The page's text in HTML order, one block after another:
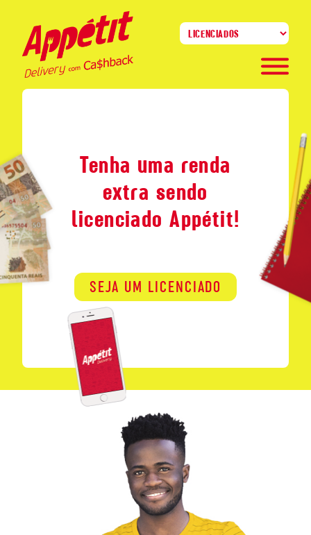
CASHBACK SEJA UM LICENCIADO
Tenha uma renda
extra sendo
licenciado Appétit!
SEJA UM LICENCIADO